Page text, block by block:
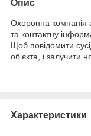
Опис
Охоронна компанія
та контактну
Щоб повідомити
об’єкта, і залучити
Характеристики